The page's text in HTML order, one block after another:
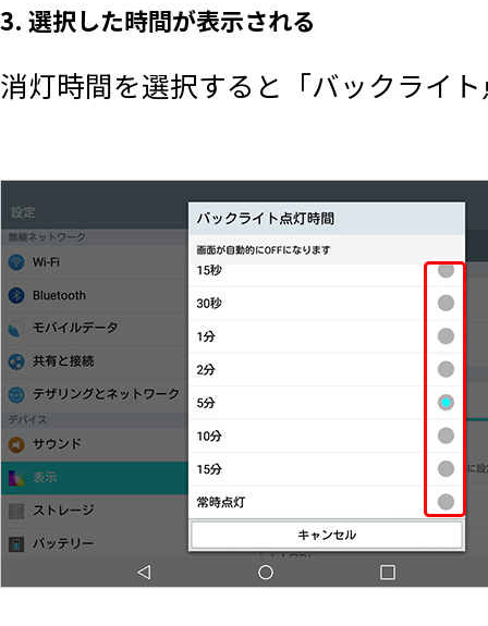
3. 選択した時間が表示される
消灯時間を選択すると「バックライ